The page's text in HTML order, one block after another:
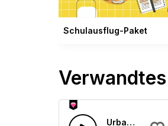
Schulausflug-Paket
Urbaner